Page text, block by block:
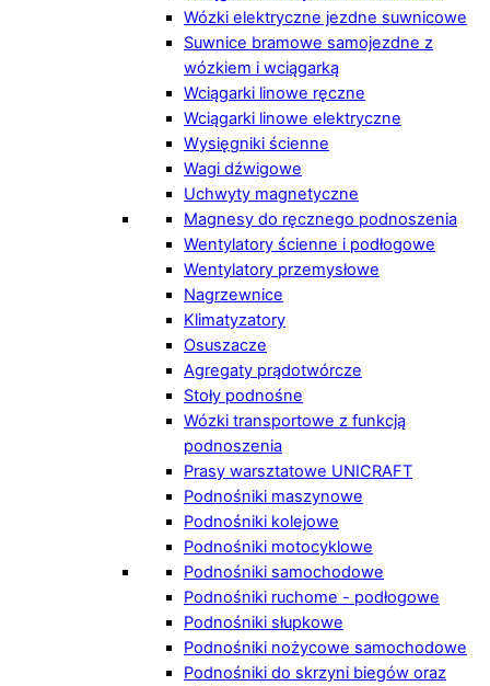
Wózki elektryczne jezdne suwnicowe
Suwnice bramowe samojezdne z
wózkiem i wciągarką
Wciągarki linowe ręczne
Wciągarki linowe elektryczne
Wysięgniki ścienne
Wagi dźwigowe
Uchwyty magnetyczne
Magnesy do ręcznego podnoszenia
Wentylatory ścienne i podłogowe
Wentylatory przemysłowe
Nagrzewnice
Klimatyzatory
Osuszacze
Agregaty prądotwórcze
Stoły podnośne
Wózki transportowe z funkcją
podnoszenia
Prasy warsztatowe UNICRAFT
Podnośniki maszynowe
Podnośniki kolejowe
Podnośniki motocyklowe
Podnośniki samochodowe
Podnośniki ruchome - podłogowe
Podnośniki słupkowe
Podnośniki nożycowe samochodowe
Podnośniki do skrzyni biegów oraz